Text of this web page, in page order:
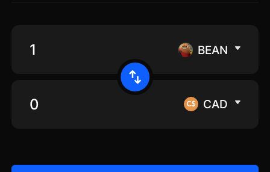
BEAN
CAD